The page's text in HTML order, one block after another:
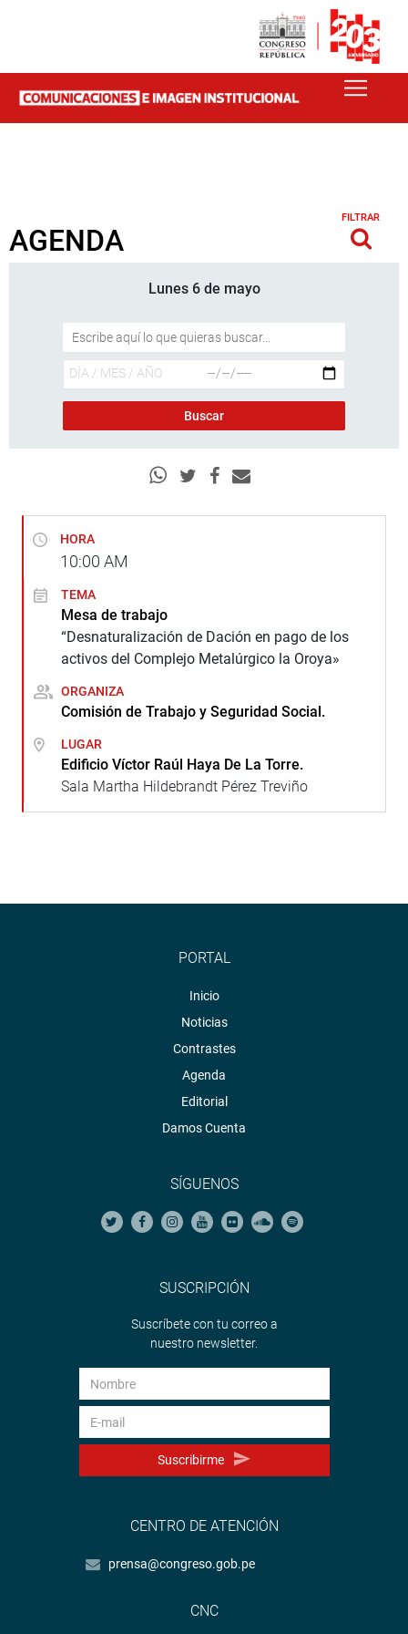
AGENDA
FILTRAR
Lunes 6 de mayo
HORA
10:00 AM
TEMA
Mesa de trabajo
“Desnaturalización de Dación en pago de los
activos del Complejo Metalúrgico la Oroya»
ORGANIZA
Comisión de Trabajo y Seguridad Social.
LUGAR
Edificio Víctor Raúl Haya De La Torre.
Sala Martha Hildebrandt Pérez Treviño
PORTAL
Inicio
Noticias
Contrastes
Agenda
Editorial
Damos Cuenta
SÍGUENOS
SUSCRIPCIÓN
Suscríbete con tu correo a
nuestro newsletter.
Suscribirme
CENTRO DE ATENCIÓN
prensa@congreso.gob.pe
CNC